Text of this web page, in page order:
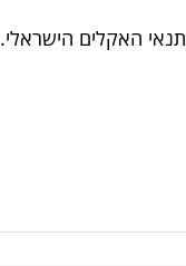
האקלים הישראלי.